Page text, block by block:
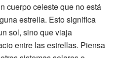
cuerpo celeste que no está
estrella. Esto significa
sol, sino que viaja
entre las estrellas. Piensa